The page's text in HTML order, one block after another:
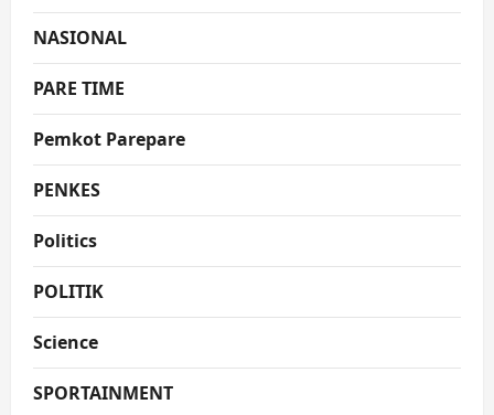
NASIONAL
PARE TIME
Pemkot Parepare
PENKES
Politics
POLITIK
Science
SPORTAINMENT